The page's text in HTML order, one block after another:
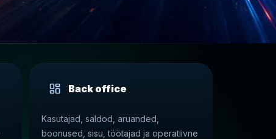
Back office
Kasutajad, saldod, aruanded,
boonused, sisu, töötajad ja operatiivne